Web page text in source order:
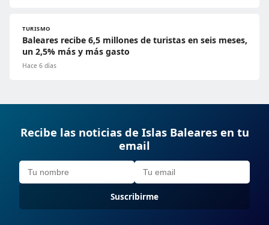
TURISMO
Baleares recibe 6,5 millones de turistas en seis meses,
un 2,5% más y más gasto
Hace 6 días
Recibe las noticias de Islas Baleares en tu
email
Suscribirme